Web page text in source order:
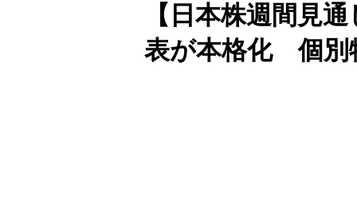
【日本株週間見
表が本格化 個別